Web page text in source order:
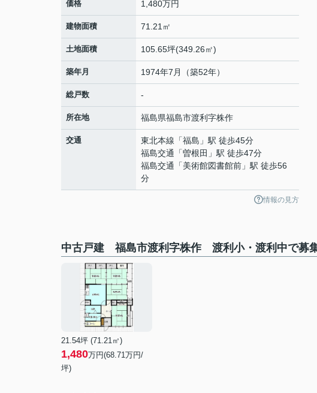
価格 1,480万円
建物面積 71.21㎡
土地面積 105.65坪(349.26㎡)
築年月 1974年7月（築52年）
総戸数 -
所在地 福島県福島市渡利 字株作
交通 東北本線 「福島 」駅 徒歩45分
福島交通
「曽根田 」駅 徒歩47分
福島交通
「美術館図書館前 」駅 徒歩56
分
情報の見方
中古戸建 福島市渡利字株作 渡利小・渡利中で募
21.54坪 (71.21㎡)
1,480万円(68.71万円/
坪)